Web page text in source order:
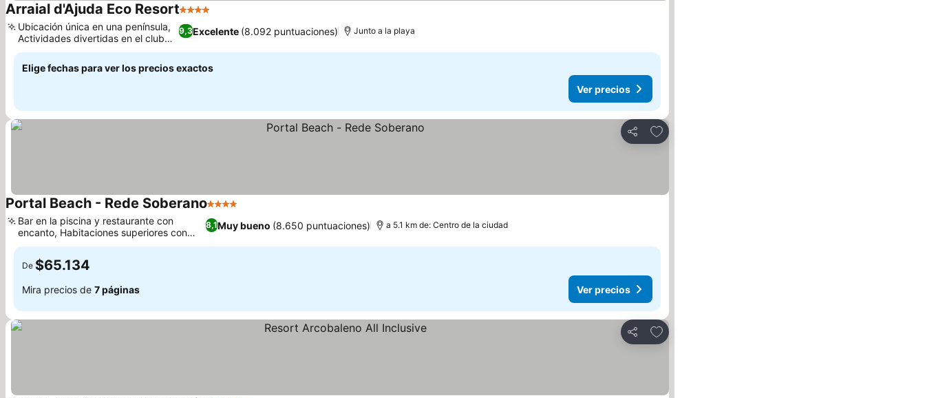
Arraial d'Ajuda Eco Resort4 Estrellas
9,3Excelente (8.092 puntuaciones)
Ubicación única en una península,
Actividades divertidas en el club
infantil
Junto a la playa
Elige fechas para ver los precios exactos
Ver precios
Compartir
Agregar a favoritos
Portal Beach - Rede Soberano4 Estrellas
8,1Muy bueno (8.650 puntuaciones)
Bar en la piscina y restaurante con
encanto, Habitaciones superiores con
bañera de hidromasaje
a 5.1 km de: Centro de la ciudad
De $65.134
Mira precios de 7 páginas Ver precios
Compartir
Agregar a favoritos